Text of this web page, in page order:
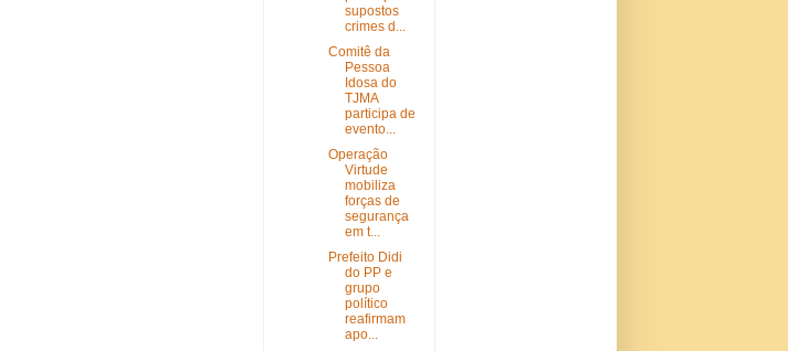
supostos
crimes d...
Comitê da
Pessoa
Idosa do
TJMA
participa de
evento...
Operação
Virtude
mobiliza
forças de
segurança
em t...
Prefeito Didi
do PP e
grupo
político
reafirmam
apo...